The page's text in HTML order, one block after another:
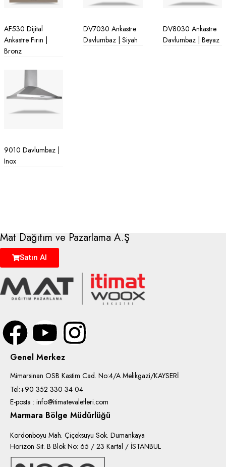
AF530 Dijital
Ankastre Fırın |
Bronz
DV7030 Ankastre
Davlumbaz | Siyah
DV8030 Ankastre
Davlumbaz | Beyaz
9010 Davlumbaz |
Inox
Mat Dağıtım ve Pazarlama A.Ş
Satın Al
Genel Merkez
Mimarsinan OSB Kastim Cad. No:4/A Melikgazi/KAYSERİ
Tel:+90 352 330 34 04
E-posta : info@itimatevaletleri.com
Marmara Bölge Müdürlüğü
Kordonboyu Mah. Çiçeksuyu Sok. Dumankaya
Horizon Sit. B Blok No: 65 / 23 Kartal / İSTANBUL